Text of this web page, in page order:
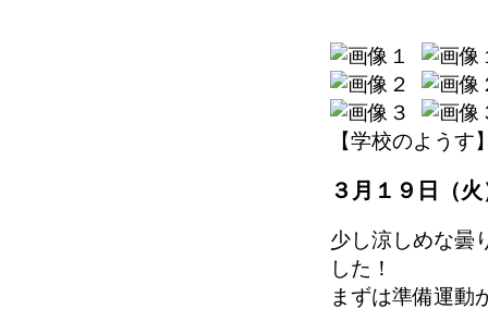
【学校のようす
３月１９日（
少し涼しめな曇
した！
まずは準備運動